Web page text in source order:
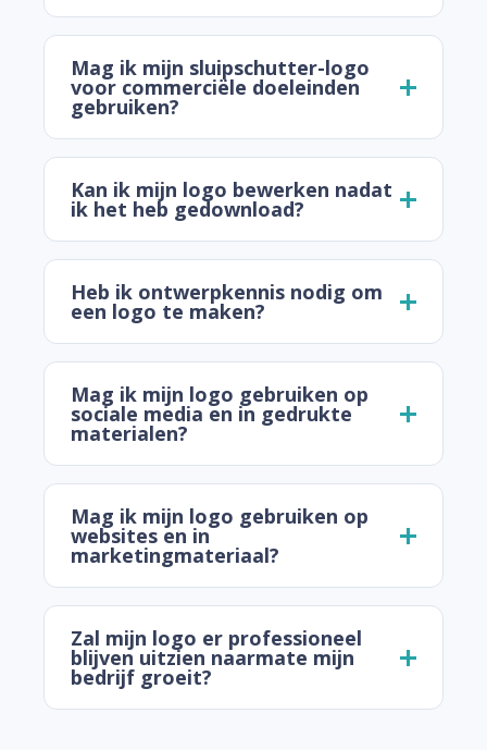
Mag ik mijn sluipschutter-logo
voor commerciële doeleinden
gebruiken?
Kan ik mijn logo bewerken nadat
ik het heb gedownload?
Heb ik ontwerpkennis nodig om
een logo te maken?
Mag ik mijn logo gebruiken op
sociale media en in gedrukte
materialen?
Mag ik mijn logo gebruiken op
websites en in
marketingmateriaal?
Zal mijn logo er professioneel
blijven uitzien naarmate mijn
bedrijf groeit?